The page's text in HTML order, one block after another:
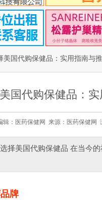
美国代购保健品：实用指南与
国代购保健品：
辑：医药保健网 来源：医药保健网
择美国代购保健品 在当今
牌